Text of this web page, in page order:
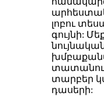
լոբու
գույնի:
տարբեր
դասերի: